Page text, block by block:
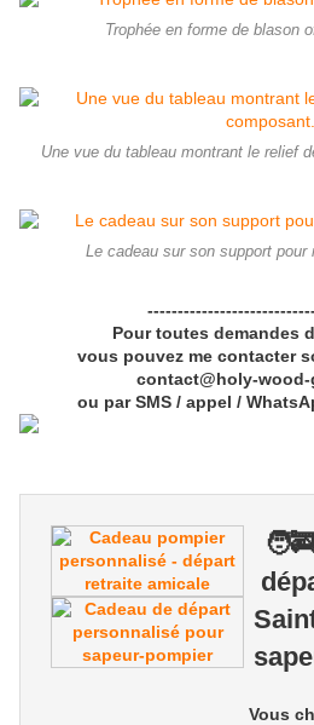
Trophée en forme de blason
Une vue du tableau montrant le relief
Le cadeau sur son support pour
Pour toutes demandes
vous pouvez me contacter
contact@holy-
ou par SMS / appel /
Vous